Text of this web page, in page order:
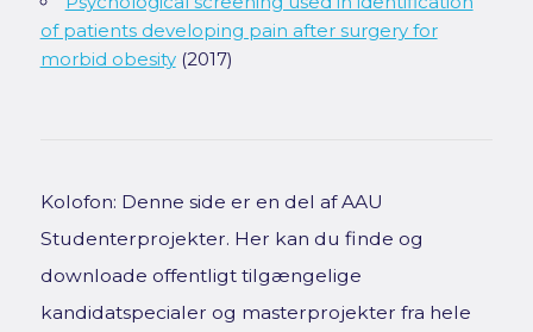
of patients developing pain after surgery for
morbid obesity(2017)
Kolofon: Denne side er en del af AAU
Studenterprojekter. Her kan du finde og
downloade offentligt tilgængelige
kandidatspecialer og masterprojekter fra hele